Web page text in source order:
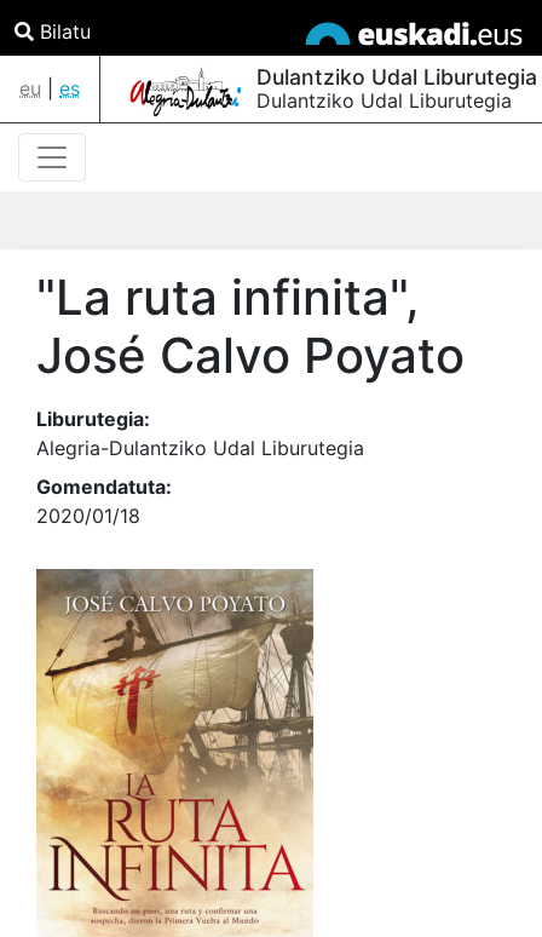
Bilatu
eu es Dulantziko Udal Liburutegia
Dulantziko Udal Liburutegia
"La ruta infinita",
José Calvo Poyato
Liburutegia:
Alegria-Dulantziko Udal Liburutegia
Gomendatuta:
2020/01/18